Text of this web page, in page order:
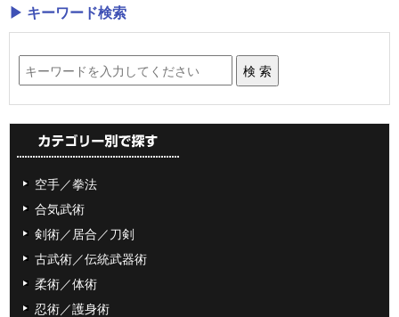
▶ キーワード検索
空手／拳法
合気武術
剣術／居合／刀剣
古武術／伝統武器術
柔術／体術
忍術／護身術